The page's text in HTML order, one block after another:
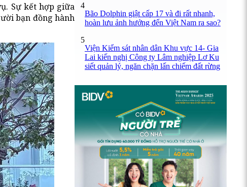
Sự kết hợp giữa
bạn đồng hành
4
Bão Dolphin giật cấp 17 và đi rất nhanh,
hoàn lưu ảnh hưởng đến Việt Nam ra sao?
5
Viện Kiểm sát nhân dân Khu vực 14- Gia
Lai kiến nghị Công ty Lâm nghiệp Lơ Ku
siết quản lý, ngăn chặn lấn chiếm đất rừng